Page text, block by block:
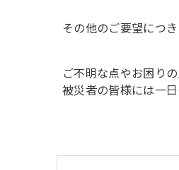
その他のご要望につ
ご不明な点やお困り
被災者の皆様には一